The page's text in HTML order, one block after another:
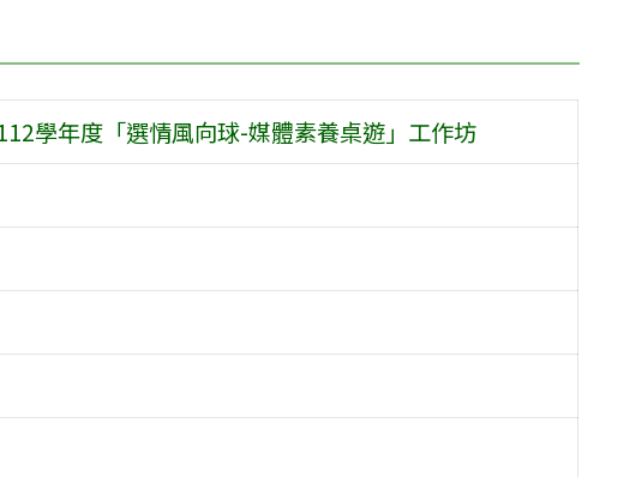
學年度「選情風向球-媒體素養桌遊」工作坊